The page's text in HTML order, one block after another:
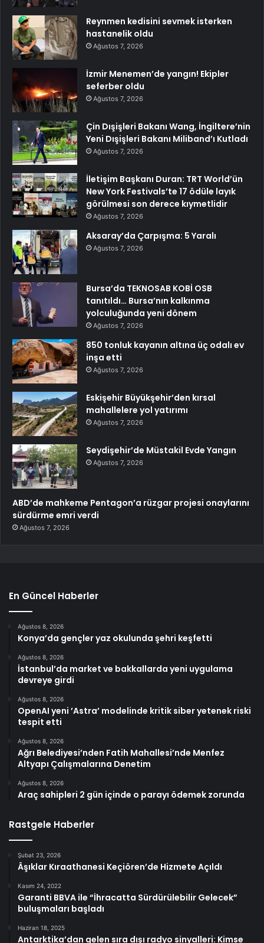
Reynmen kedisini sevmek isterken
hastanelik oldu
Ağustos 7, 2026
İzmir Menemen’de yangın! Ekipler
seferber oldu
Ağustos 7, 2026
Çin Dışişleri Bakanı Wang, İngiltere’nin
Yeni Dışişleri Bakanı Miliband’ı Kutladı
Ağustos 7, 2026
İletişim Başkanı Duran: TRT World’ün
New York Festivals’te 17 ödüle layık
görülmesi son derece kıymetlidir
Ağustos 7, 2026
Aksaray’da Çarpışma: 5 Yaralı
Ağustos 7, 2026
Bursa’da TEKNOSAB KOBİ OSB
tanıtıldı… Bursa’nın kalkınma
yolculuğunda yeni dönem
Ağustos 7, 2026
850 tonluk kayanın altına üç odalı ev
inşa etti
Ağustos 7, 2026
Eskişehir Büyükşehir’den kırsal
mahallelere yol yatırımı
Ağustos 7, 2026
Seydişehir’de Müstakil Evde Yangın
Ağustos 7, 2026
ABD’de mahkeme Pentagon’a rüzgar projesi onaylarını
sürdürme emri verdi
Ağustos 7, 2026
En Güncel Haberler
Ağustos 8, 2026
Konya’da gençler yaz okulunda şehri keşfetti
Ağustos 8, 2026
İstanbul’da market ve bakkallarda yeni uygulama
devreye girdi
Ağustos 8, 2026
OpenAI yeni ’Astra’ modelinde kritik siber yetenek riski
tespit etti
Ağustos 8, 2026
Ağrı Belediyesi’nden Fatih Mahallesi’nde Menfez
Altyapı Çalışmalarına Denetim
Ağustos 8, 2026
Araç sahipleri 2 gün içinde o parayı ödemek zorunda
Rastgele Haberler
Şubat 23, 2026
Âşıklar Kıraathanesi Keçiören’de Hizmete Açıldı
Kasım 24, 2022
Garanti BBVA ile “İhracatta Sürdürülebilir Gelecek”
buluşmaları başladı
Haziran 18, 2025
Antarktika’dan gelen sıra dışı radyo sinyalleri: Kimse